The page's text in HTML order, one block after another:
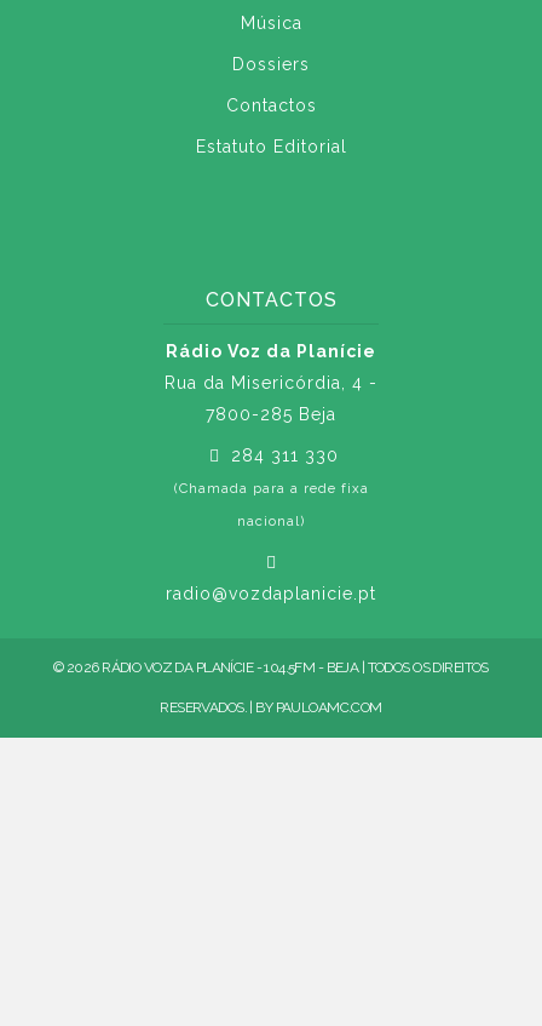
Música
Dossiers
Contactos
Estatuto Editorial
CONTACTOS
Rádio Voz da Planície
Rua da Misericórdia, 4 -
7800-285 Beja
284 311 330
(Chamada para a rede fixa
nacional)
radio@vozdaplanicie.pt
© 2026 RÁDIO VOZ DA PLANÍCIE - 104.5FM - BEJA | TODOS OS DIREITOS
RESERVADOS. | BY PAULOAMC.COM